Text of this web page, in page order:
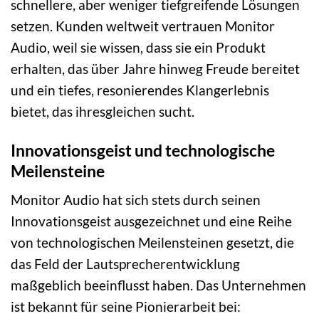
schnellere, aber weniger tiefgreifende Lösungen
setzen. Kunden weltweit vertrauen Monitor
Audio, weil sie wissen, dass sie ein Produkt
erhalten, das über Jahre hinweg Freude bereitet
und ein tiefes, resonierendes Klangerlebnis
bietet, das ihresgleichen sucht.
Innovationsgeist und technologische
Meilensteine
Monitor Audio hat sich stets durch seinen
Innovationsgeist ausgezeichnet und eine Reihe
von technologischen Meilensteinen gesetzt, die
das Feld der Lautsprecherentwicklung
maßgeblich beeinflusst haben. Das Unternehmen
ist bekannt für seine Pionierarbeit bei: